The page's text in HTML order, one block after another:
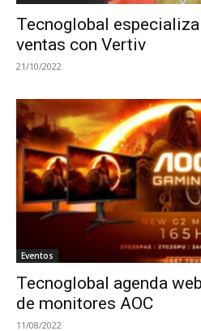
Tecnoglobal
ventas con Vertiv
21/10/2022
Eventos
Tecnoglobal agenda
de monitores AOC
11/08/2022